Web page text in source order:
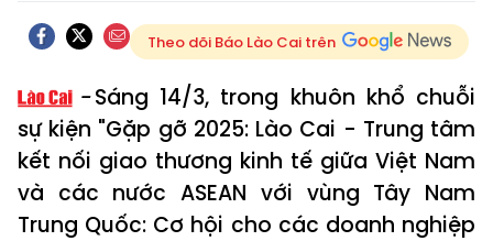
Theo dõi Báo Lào Cai trên
Sáng 14/3, trong khuôn khổ chuỗi
sự kiện "Gặp gỡ 2025: Lào Cai - Trung tâm
kết nối giao thương kinh tế giữa Việt Nam
và các nước ASEAN với vùng Tây Nam
Trung Quốc: Cơ hội cho các doanh nghiệp